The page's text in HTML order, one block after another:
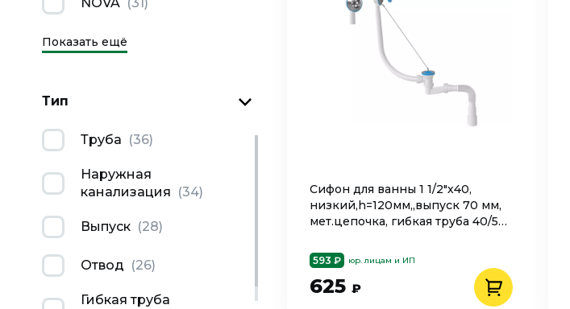
Показать ещё
Тип
Труба (36)
Наружная
канализация (34)
Выпуск (28)
Отвод (26)
Гибкая труба
Сифон для ванны 1 1/2"х40,
низкий,h=120мм,,выпуск 70 мм,
мет.цепочка, гибкая труба 40/50
593 ₽ юр. лицам и ИП
625 ₽